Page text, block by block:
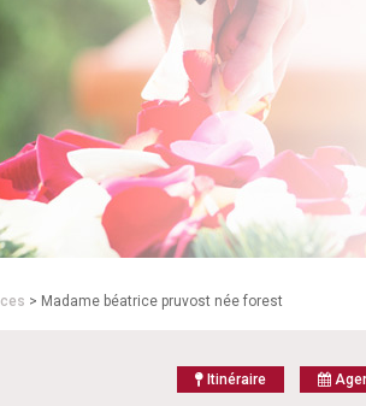
> Madame béatrice pruvost née forest
Itinéraire
ces deux étapes, vous serez en mesure d'utiliser le
à rencontrer des difficultés, n'hésitez pas à nous